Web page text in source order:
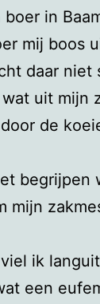
boer in
mij boos
daar niet
uit mijn
de
begrijpen
mijn
ik
een